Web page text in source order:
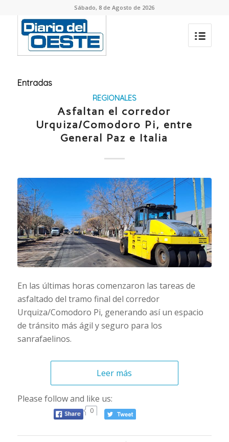
Sábado, 8 de Agosto de 2026
Entradas
REGIONALES
Asfaltan el corredor
Urquiza/Comodoro Pi, entre
General Paz e Italia
En las últimas horas comenzaron las tareas de
asfaltado del tramo final del corredor
Urquiza/Comodoro Pi, generando así un espacio
de tránsito más ágil y seguro para los
sanrafaelinos.
Leer más
Please follow and like us:
0